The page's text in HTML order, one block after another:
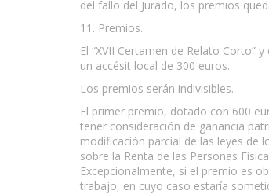
del fallo del Jurado, los premios
11. Premios.
El “XVII Certamen de Relato
un accésit local de 300 euros.
Los premios serán indivisibles.
El primer premio, dotado con 600
tener consideración de ganancia
modificación parcial de las leyes de
sobre la Renta de las Personas
Excepcionalmente, si el premio es
trabajo, en cuyo caso estaría